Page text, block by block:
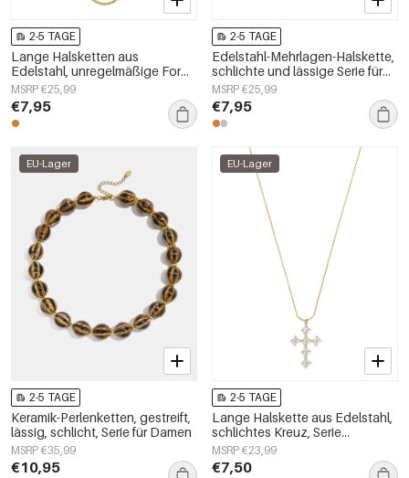
2-5 TAGE
Lange Halsketten aus
Edelstahl, unregelmäßige Form,
schlichte Alltags-Serie,
Damenschmuck
MSRP €25,99
€7,95
2-5 TAGE
Edelstahl-Mehrlagen-Halskette,
schlichte und lässige Serie für
Damen
MSRP €25,99
€7,95
EU-Lager
2-5 TAGE
Keramik-Perlenketten, gestreift,
lässig, schlicht, Serie für Damen
MSRP €35,99
€10,95
EU-Lager
2-5 TAGE
Lange Halskette aus Edelstahl,
schlichtes Kreuz, Serie
„Alltagsschmuck“,
Damenschmuck
MSRP €23,99
€7,50